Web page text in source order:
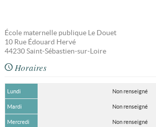
École maternelle publique Le Douet
10 Rue Édouard Hervé
44230 Saint-Sébastien-sur-Loire
Horaires
Lundi Non renseigné
Mardi Non renseigné
Mercredi Non renseigné